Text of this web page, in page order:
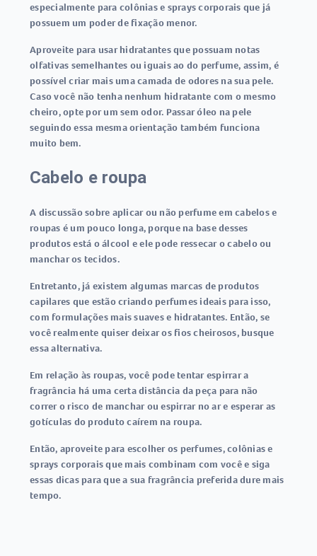
especialmente para colônias e sprays corporais que já
possuem um poder de fixação menor.
Aproveite para usar hidratantes que possuam notas
olfativas semelhantes ou iguais ao do perfume, assim, é
possível criar mais uma camada de odores na sua pele.
Caso você não tenha nenhum hidratante com o mesmo
cheiro, opte por um sem odor. Passar óleo na pele
seguindo essa mesma orientação também funciona
muito bem.
Cabelo e roupa
A discussão sobre aplicar ou não perfume em cabelos e
roupas é um pouco longa, porque na base desses
produtos está o álcool e ele pode ressecar o cabelo ou
manchar os tecidos.
Entretanto, já existem algumas marcas de produtos
capilares que estão criando perfumes ideais para isso,
com formulações mais suaves e hidratantes. Então, se
você realmente quiser deixar os fios cheirosos, busque
essa alternativa.
Em relação às roupas, você pode tentar espirrar a
fragrância há uma certa distância da peça para não
correr o risco de manchar ou espirrar no ar e esperar as
gotículas do produto caírem na roupa.
Então, aproveite para escolher os perfumes, colônias e
sprays corporais que mais combinam com você e siga
essas dicas para que a sua fragrância preferida dure mais
tempo.